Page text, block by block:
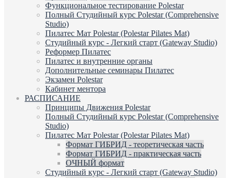
Функциональное тестирование Polestar
Полный Студийный курс Polestar (Comprehensive
Studio)
Пилатес Мат Polestar (Polestar Pilates Mat)
Студийный курс - Легкий старт (Gateway Studio)
Реформер Пилатес
Пилатес и внутренние органы
Дополнительные семинары Пилатес
Экзамен Polestar
Кабинет ментора
РАСПИСАНИЕ
Принципы Движения Polestar
Полный Студийный курс Polestar (Comprehensive
Studio)
Пилатес Мат Polestar (Polestar Pilates Mat)
Формат ГИБРИД - теоретическая часть
Формат ГИБРИД - практическая часть
ОЧНЫЙ формат
Студийный курс - Легкий старт (Gateway Studio)